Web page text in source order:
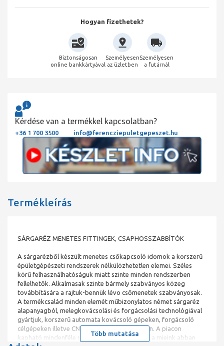
Hogyan fizethetek?
Biztonságosan
online bankkártyával
Személyesen
az üzletben
Személyesen
a futárnál
Kérdése van a termékkel kapcsolatban?
+36 1 700 3500 info@ferencziepuletgepeszet.hu
Termékleírás
SÁRGARÉZ MENETES FITTINGEK, CSAPHOSSZABBÍTÓK
A sárgarézből készült menetes csőkapcsoló idomok a korszerű
épületgépészeti rendszerek nélkülözhetetlen elemei. Széles
körű felhasználhatóságuk miatt szinte minden rendszerben
fellelhetők. Alkalmasak szinte bármely szabványos közeg
továbbítására a rajtuk-bennük lévo csőmenetek szabványosak.
A termékcsalád minden elemét műbizonylatos német sárgaréz
alapanyagból, melegkovácsolási és forgácsolási technológiával
gyártjuk, korszerű automata kovácsoló gépeken, forgácsoló
célgépeken illetve CNC eszterga központokon. A piacon
kapható mindenféle származású termékektől a mieink abban
Több mutatása